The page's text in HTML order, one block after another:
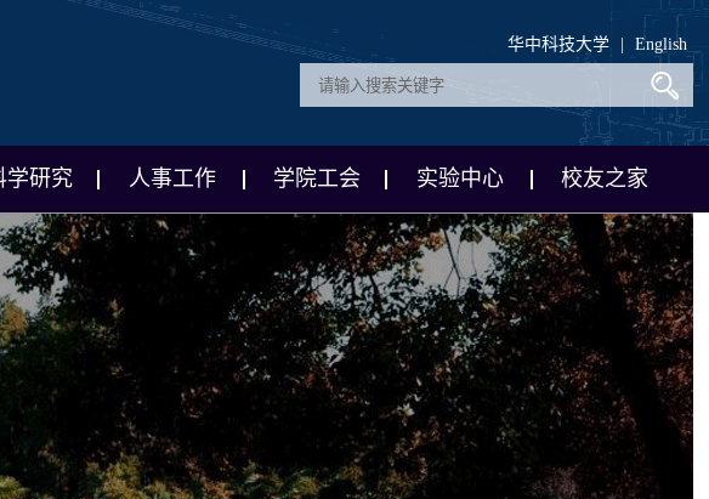
华中科技大学 English
学研究 人事工作 学院工会 实验中心 校友之家